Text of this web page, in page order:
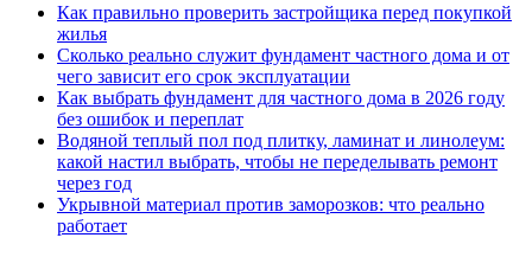
Как правильно проверить застройщика перед покупкой
жилья
Сколько реально служит фундамент частного дома и от
чего зависит его срок эксплуатации
Как выбрать фундамент для частного дома в 2026 году
без ошибок и переплат
Водяной теплый пол под плитку, ламинат и линолеум:
какой настил выбрать, чтобы не переделывать ремонт
через год
Укрывной материал против заморозков: что реально
работает